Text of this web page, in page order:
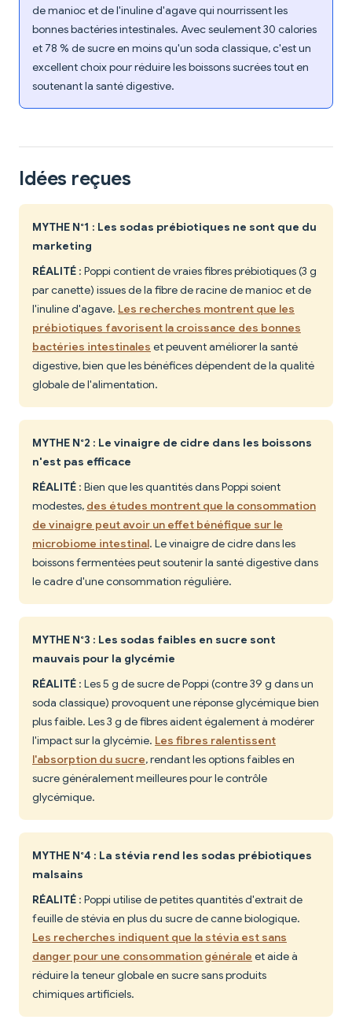
de manioc et de l'inuline d'agave qui nourrissent les
bonnes bactéries intestinales. Avec seulement 30 calories
et 78 % de sucre en moins qu'un soda classique, c'est un
excellent choix pour réduire les boissons sucrées tout en
soutenant la santé digestive.
Idées reçues
MYTHE N°1 : Les sodas prébiotiques ne sont que du
marketing
RÉALITÉ : Poppi contient de vraies fibres prébiotiques (3 g
par canette) issues de la fibre de racine de manioc et de
l'inuline d'agave. Les recherches montrent que les
prébiotiques favorisent la croissance des bonnes
bactéries intestinales et peuvent améliorer la santé
digestive, bien que les bénéfices dépendent de la qualité
globale de l'alimentation.
MYTHE N°2 : Le vinaigre de cidre dans les boissons
n'est pas efficace
RÉALITÉ : Bien que les quantités dans Poppi soient
modestes, des études montrent que la consommation
de vinaigre peut avoir un effet bénéfique sur le
microbiome intestinal. Le vinaigre de cidre dans les
boissons fermentées peut soutenir la santé digestive dans
le cadre d'une consommation régulière.
MYTHE N°3 : Les sodas faibles en sucre sont
mauvais pour la glycémie
RÉALITÉ : Les 5 g de sucre de Poppi (contre 39 g dans un
soda classique) provoquent une réponse glycémique bien
plus faible. Les 3 g de fibres aident également à modérer
l'impact sur la glycémie. Les fibres ralentissent
l'absorption du sucre, rendant les options faibles en
sucre généralement meilleures pour le contrôle
glycémique.
MYTHE N°4 : La stévia rend les sodas prébiotiques
malsains
RÉALITÉ : Poppi utilise de petites quantités d'extrait de
feuille de stévia en plus du sucre de canne biologique.
Les recherches indiquent que la stévia est sans
danger pour une consommation générale et aide à
réduire la teneur globale en sucre sans produits
chimiques artificiels.